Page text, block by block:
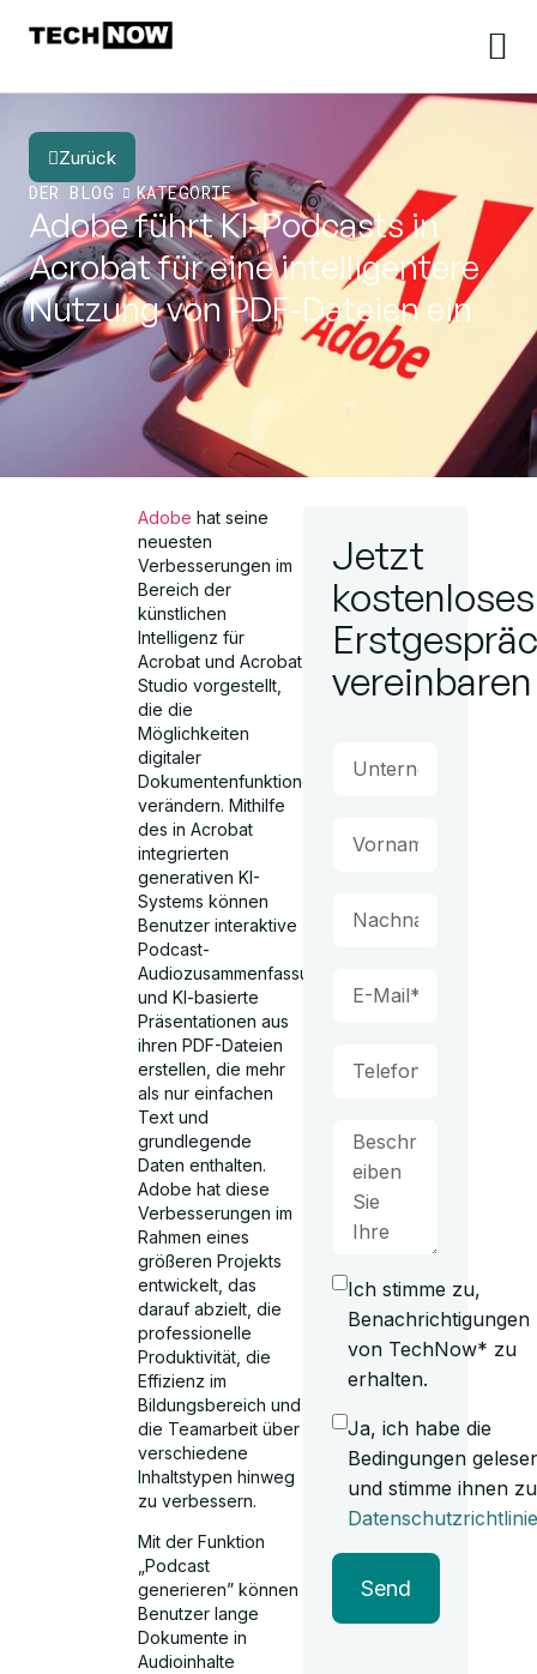
Zurück
DER BLOG
KATEGORIE
Adobe führt KI-Podcasts in
Acrobat für eine intelligentere
Nutzung von PDF-Dateien ein
Adobe hat seine
neuesten
Verbesserungen im
Bereich der
künstlichen
Intelligenz für
Acrobat und Acrobat
Studio vorgestellt,
die die
Möglichkeiten
digitaler
Dokumentenfunktionen
verändern. Mithilfe
des in Acrobat
integrierten
generativen KI-
Systems können
Benutzer interaktive
Podcast-
Audiozusammenfassungen
und KI-basierte
Präsentationen aus
ihren PDF-Dateien
erstellen, die mehr
als nur einfachen
Text und
grundlegende
Daten enthalten.
Adobe hat diese
Verbesserungen im
Rahmen eines
größeren Projekts
entwickelt, das
darauf abzielt, die
professionelle
Produktivität, die
Effizienz im
Bildungsbereich und
die Teamarbeit über
verschiedene
Inhaltstypen hinweg
zu verbessern.
Mit der Funktion
„Podcast
generieren” können
Benutzer lange
Dokumente in
Audioinhalte
Jetzt
kostenloses
vereinbaren
Ich stimme zu,
Benachrichtigungen
von TechNow* zu
erhalten.
Ja, ich habe die
Bedingungen
und stimme ihnen
Datenschutzrichtlinie
Send